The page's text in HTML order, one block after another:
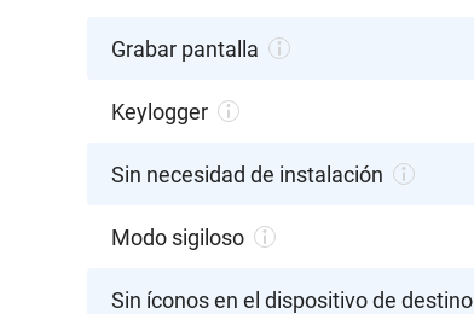
Grabar pantalla
Keylogger
Sin necesidad de instalación
Modo sigiloso
Sin íconos en el dispositivo de destino